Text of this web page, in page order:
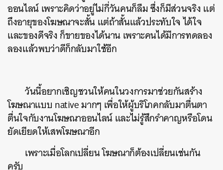
ออนไลน์ เพราะคิดว่าอยู่ไม่กี่วันคนก็ลืม ซึ่งก็มีส่วนจริง แต่
ถึงอายุของโฆษณาจะสั้น แต่ถ้าสั้นแล้วประทับใจ ได้ใจ
และของดีจริง ก็ขายของได้นาน เพราะคนได้มีการทดลอง
ลองแล้วพบว่าดีก็กลับมาใช้อีก
วันนี้อยากเชิญชวนให้คนในวงการมาช่วยกันสร้าง
โฆษณาแบบ native มากๆ เพื่อให้ผู้บริโภคกลับมาตื่นตา
ตื่นใจกับงานโฆษณาออนไลน์ และไม่รู้สึกรำคาญหรือโดน
ยัดเยียดให้เสพโฆษณาอีก
เพราะเมื่อโลกเปลี่ยน โฆษณาก็ต้องเปลี่ยนเช่นกัน
ครับ